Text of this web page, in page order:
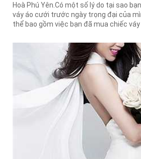
Hoà Phú Yên.Có một số lý do tại sao
váy áo cưới trước ngày trọng đại của
thể bao gồm việc bạn đã mua chiếc